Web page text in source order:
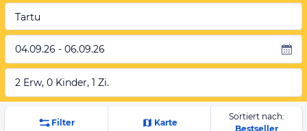
Tartu
04.09.26 - 06.09.26
2 Erw, 0 Kinder, 1 Zi.
Filter Karte
Sortiert nach:
Bestseller